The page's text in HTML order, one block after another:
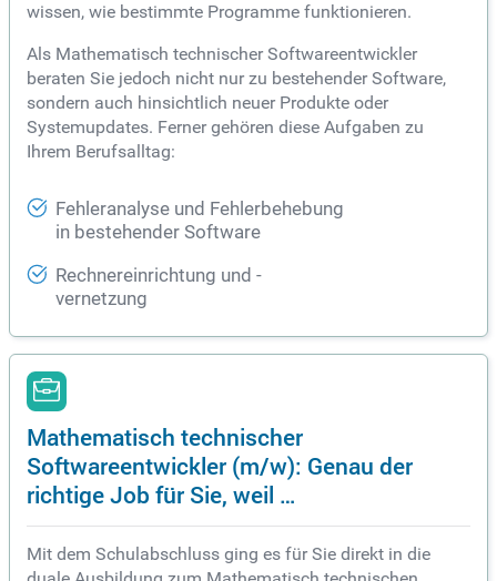
wissen, wie bestimmte Programme funktionieren.
Als Mathematisch technischer Softwareentwickler
beraten Sie jedoch nicht nur zu bestehender Software,
sondern auch hinsichtlich neuer Produkte oder
Systemupdates. Ferner gehören diese Aufgaben zu
Ihrem Berufsalltag:
Fehleranalyse und Fehlerbehebung
in bestehender Software
Rechnereinrichtung und -
vernetzung
Mathematisch technischer
Softwareentwickler (m/w): Genau der
richtige Job für Sie, weil …
Mit dem Schulabschluss ging es für Sie direkt in die